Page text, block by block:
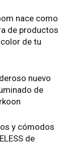
nace como
de productos
de tu
nuevo
de
y cómodos
de